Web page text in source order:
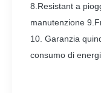
8.Resistant a
manutenzione
10. Garanzia
consumo di